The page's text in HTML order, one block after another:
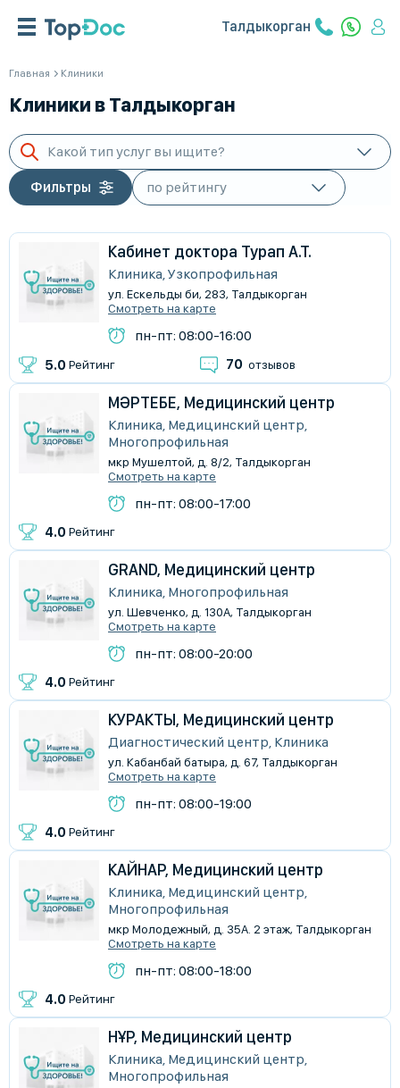
Талдыкорган
Главная Клиники
Клиники в Талдыкорган
Какой тип услуг вы ищите?
Фильтры
Кабинет доктора Турап А.Т.
Клиника, Узкопрофильная
ул. Ескельды би, 283, Талдыкорган
Смотреть на карте
пн-пт: 08:00-16:00
5.0 Рейтинг 70 отзывов
МӘРТЕБЕ, Медицинский центр
Клиника, Медицинский центр,
Многопрофильная
мкр Мушелтой, д. 8/2, Талдыкорган
Смотреть на карте
пн-пт: 08:00-17:00
4.0 Рейтинг
GRAND, Медицинский центр
Клиника, Многопрофильная
ул. Шевченко, д. 130А, Талдыкорган
Смотреть на карте
пн-пт: 08:00-20:00
4.0 Рейтинг
КУРАКТЫ, Медицинский центр
Диагностический центр, Клиника
ул. Кабанбай батыра, д. 67, Талдыкорган
Смотреть на карте
пн-пт: 08:00-19:00
4.0 Рейтинг
КАЙНАР, Медицинский центр
Клиника, Медицинский центр,
Многопрофильная
мкр Молодежный, д. 35А. 2 этаж, Талдыкорган
Смотреть на карте
пн-пт: 08:00-18:00
4.0 Рейтинг
НҰР, Медицинский центр
Клиника, Медицинский центр,
Многопрофильная